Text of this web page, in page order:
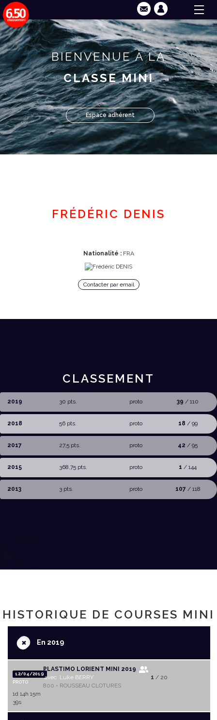
BIENVENUE À LA
CLASSE MINI
Espace adhérent
FRÉDÉRIC DENIS
Nationalité :FRA
Contacter par email
CLASSEMENT
2019 30 pts. proto 39 / 110
2018 56 pts. proto 18 / 99
2017 27,5 pts. proto 42 / 95
2015 368,75 pts. proto 1 / 144
2013 3 pts. proto 107 / 118
HISTORIQUE DE COURSES MINI
+En 2019
12/04/2019
PROTO
PLASTIMO LORIENT MINI 2019
avec Luke BERRY
800 - ROUSSEAU CLOTURES
1 / 20
1d 14h 15m
39s